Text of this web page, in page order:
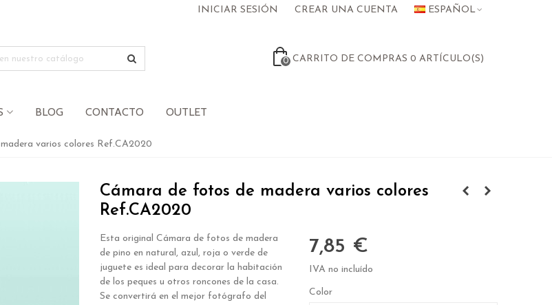
INICIAR SESIÓN CREAR UNA CUENTA ESPAÑOL
0 CARRITO DE COMPRAS 0 ARTÍCULO(S)
BLOG CONTACTO OUTLET
varios colores Ref.CA2020
Cámara de fotos de madera varios colores
Ref.CA2020
Esta original Cámara de fotos de madera
de pino en natural, azul, roja o verde de
juguete es ideal para decorar la habitación
de los peques u otros roncones de la casa.
Se convertirá en el mejor fotógrafo del
7,85 €
IVA no incluído
Color